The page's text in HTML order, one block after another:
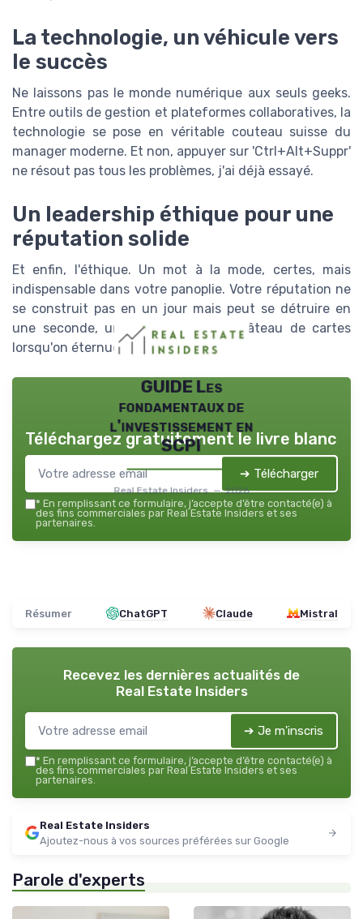
La technologie, un véhicule vers
le succès
Ne laissons pas le monde numérique aux seuls geeks.
Entre outils de gestion et plateformes collaboratives, la
technologie se pose en véritable couteau suisse du
manager moderne. Et non, appuyer sur 'Ctrl+Alt+Suppr'
ne résout pas tous les problèmes, j'ai déjà essayé.
Un leadership éthique pour une
réputation solide
Et enfin, l'éthique. Un mot à la mode, certes, mais
indispensable dans votre panoplie. Votre réputation ne
se construit pas en un jour mais peut se détruire en
une seconde, un peu comme un château de cartes
lorsqu'on éternue trop fort près de lui.
GUIDE Les
fondamentaux de
l'investissement en
SCPI
Real Estate Insiders — 2026
Téléchargez gratuitement le livre blanc
➔ Télécharger
* En remplissant ce formulaire, j’accepte d’être contacté(e) à
des fins commerciales par Real Estate Insiders et ses
partenaires.
Résumer ChatGPT Claude Mistral
Recevez les dernières actualités de
Real Estate Insiders
➔ Je m'inscris
* En remplissant ce formulaire, j’accepte d’être contacté(e) à
des fins commerciales par Real Estate Insiders et ses
partenaires.
Real Estate Insiders
Ajoutez-nous à vos sources préférées sur Google
Parole d'experts